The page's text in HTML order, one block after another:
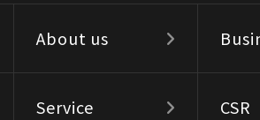
About us
Service CSR